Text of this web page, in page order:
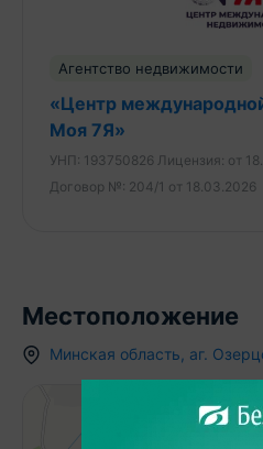
света, создавая светлую и
ровный. -Шикарная
идеальное
квартиры – настоящее
с видом на природу.
папасан из ротанга с
медитаций, чтения книг,
близкими или просто
-Санузел раздельный, что
полностью облицован
места для хранения и
-Прихожая просторная и
Агентство недвижимости
«Центр
Моя 7Я»
УНП: 193750826 Лицензия: от
Договор №: 204/1 от 18.03.2026
Местоположение
Минская область аг.